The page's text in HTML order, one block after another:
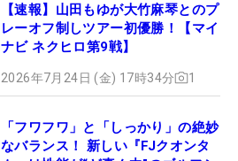
【速報】山田もゆが大竹麻琴とのプ
レーオフ制しツアー初優勝！【マイ
ナビ ネクヒロ第9戦】
2026年7月24日 (金) 17時34分 1
「フワフワ」と「しっかり」の絶妙
なバランス！ 新しい『FJクオンタ